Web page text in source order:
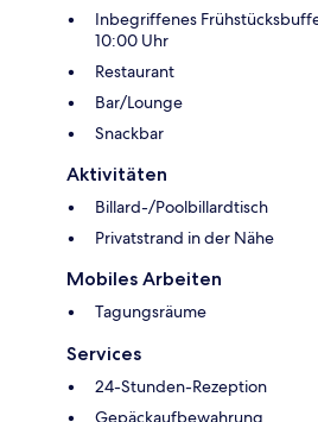
Inbegriffenes
10:00 Uhr
Restaurant
Bar/Lounge
Snackbar
Aktivitäten
Billard-/Poolbillardtisch
Privatstrand in der Nähe
Mobiles Arbeiten
Tagungsräume
Services
24-Stunden-Rezeption
Gepäckaufbewahrung